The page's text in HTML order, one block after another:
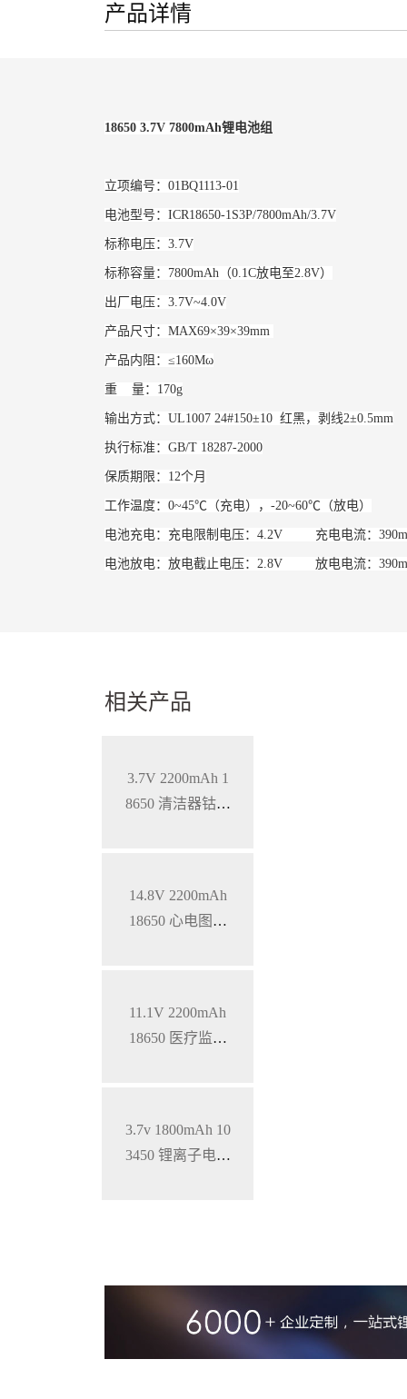
产品详情
18650 3.7V 7800mAh锂电池组
立项编号：01BQ1113-01
电池型号：ICR18650-1S3P/7800mAh/3.7V
标称电压：3.7V
标称容量：7800mAh（0.1C放电至2.8V）
出厂电压：3.7V~4.0V
产品尺寸：MAX69×39×39mm
产品内阻：≤160Mω
重 量：170g
输出方式：UL1007 24#150±10 红黑，剥线2±0.5mm
执行标准：GB/T 18287-2000
保质期限：12个月
工作温度：0~45℃（充电），-20~60℃（放电）
电池充电：充电限制电压：4.2V 充电电流：
电池放电：放电截止电压：2.8V 放电电流：
相关产品
3.7V 2200mAh 1
8650 清洁器钴酸
14.8V 2200mAh
18650 心电图机
11.1V 2200mAh
18650 医疗监护
3.7v 1800mAh 10
3450 锂离子电池